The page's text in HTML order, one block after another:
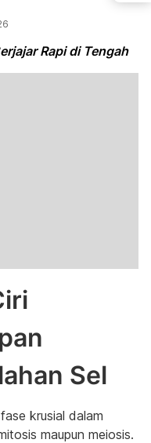
Rapi di Tengah
Sel
krusial dalam
maupun meiosis.